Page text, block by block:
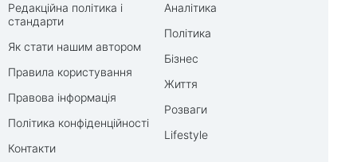
Редакційна політика і
стандарти
Як стати нашим автором
Правила користування
Правова інформація
Політика конфіденційності
Контакти
Аналітика
Політика
Бізнес
Життя
Розваги
Lifestyle